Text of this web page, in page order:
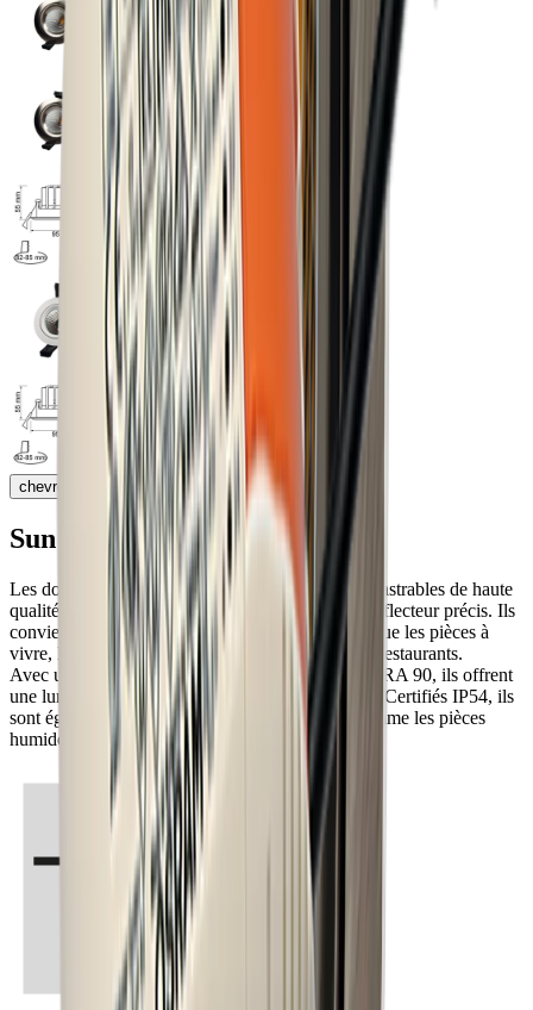
chevron_right
Sun 10 luminaire à encastrer
Les downlights Sun sont des luminaires LED encastrables de haute
qualité, dotés d’un boîtier en aluminium et d’un réflecteur précis. Ils
conviennent à de nombreuses applications telles que les pièces à
vivre, les magasins, les bureaux, les hôtels ou les restaurants.
Avec un indice de rendu des couleurs supérieur à RA 90, ils offrent
une lumière particulièrement brillante et naturelle. Certifiés IP54, ils
sont également adaptés aux zones exigeantes, comme les pièces
humides ou certains espaces extérieurs protégés.